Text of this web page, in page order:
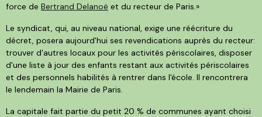
force de Bertrand Delanoë et du recteur de Paris.»
Le syndicat, qui, au niveau national, exige une réécriture du
décret, posera aujourd'hui ses revendications auprès du recteur:
trouver d'autres locaux pour les activités périscolaires, disposer
d'une liste à jour des enfants restant aux activités périscolaires
et des personnels habilités à rentrer dans l'école. Il rencontrera
le lendemain la Mairie de Paris.
La capitale fait partie du petit 20 % de communes ayant choisi